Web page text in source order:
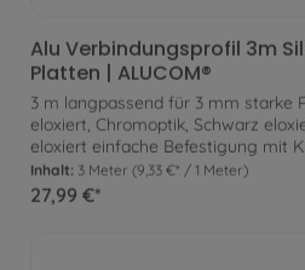
Alu Verbindungsprofil 3m
Platten | ALUCOM®
3 m langpassend für 3 mm starke
eloxiert, Chromoptik, Schwarz
eloxiert einfache Befestigung mit Kleber oder Silikon Das
Verbindungsprofil ermöglicht die
Platten zur Befestigung an der
somit Kontraste und
Inhalt: 3 Meter (9,33 €* / 1 Meter)
27,99 €*